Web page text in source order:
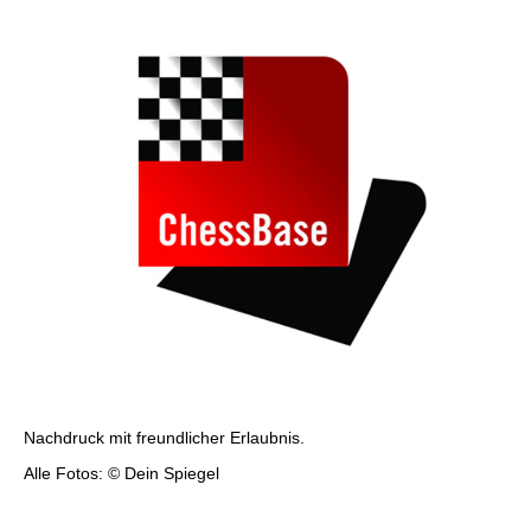
Nachdruck mit freundlicher Erlaubnis.
Alle Fotos: © Dein Spiegel